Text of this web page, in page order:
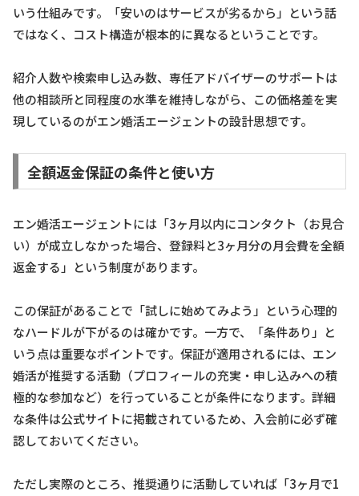
いう仕組みです。「安いのはサービスが劣るから」という話
ではなく、コスト構造が根本的に異なるということです。
紹介人数や検索申し込み数、専任アドバイザーのサポートは
他の相談所と同程度の水準を維持しながら、この価格差を実
現しているのがエン婚活エージェントの設計思想です。
全額返金保証の条件と使い方
エン婚活エージェントには「3ヶ月以内にコンタクト（お見合
い）が成立しなかった場合、登録料と3ヶ月分の月会費を全額
返金する」という制度があります。
この保証があることで「試しに始めてみよう」という心理的
なハードルが下がるのは確かです。一方で、「条件あり」と
いう点は重要なポイントです。保証が適用されるには、エン
婚活が推奨する活動（プロフィールの充実・申し込みへの積
極的な参加など）を行っていることが条件になります。詳細
な条件は公式サイトに掲載されているため、入会前に必ず確
認しておいてください。
ただし実際のところ、推奨通りに活動していれば「3ヶ月で1